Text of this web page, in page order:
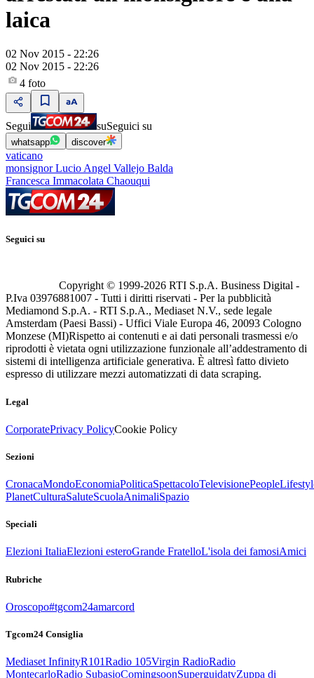
laica
02 Nov 2015 - 22:26
02 Nov 2015 - 22:26
4 foto
Segui suSeguici su
whatsapp discover
vaticano
monsignor Lucio Angel Vallejo Balda
Francesca Immacolata Chaouqui
Seguici su
Copyright © 1999-2026 RTI S.p.A. Business Digital -
P.Iva 03976881007 - Tutti i diritti riservati - Per la pubblicità
Mediamond S.p.A. - RTI S.p.A., Mediaset N.V., sede legale
Amsterdam (Paesi Bassi) - Uffici Viale Europa 46, 20093 Cologno
Monzese (MI)Rispetto ai contenuti e ai dati personali trasmessi e/o
riprodotti è vietata ogni utilizzazione funzionale all’addestramento di
sistemi di intelligenza artificiale generativa. È altresì fatto divieto
espresso di utilizzare mezzi automatizzati di data scraping.
Legal
CorporatePrivacy PolicyCookie Policy
Sezioni
CronacaMondoEconomiaPoliticaSpettacoloTelevisionePeople
PlanetCulturaSaluteScuolaAnimaliSpazio
Speciali
Elezioni ItaliaElezioni esteroGrande FratelloL'isola dei famosiAmici
Rubriche
Oroscopo#tgcom24amarcord
Tgcom24 Consiglia
Mediaset InfinityR101Radio 105Virgin RadioRadio
MontecarloRadio SubasioComingsoonSuperguidatvZuppa di